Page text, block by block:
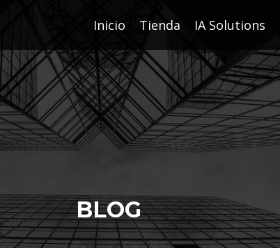
Inicio Tienda IA Solutions
BLOG